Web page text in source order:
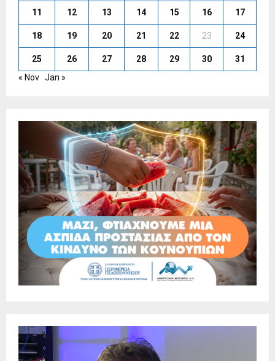
11 12 13 14 15 16 17
18 19 20 21 22 23 24
25 26 27 28 29 30
31
« Nov Jan »